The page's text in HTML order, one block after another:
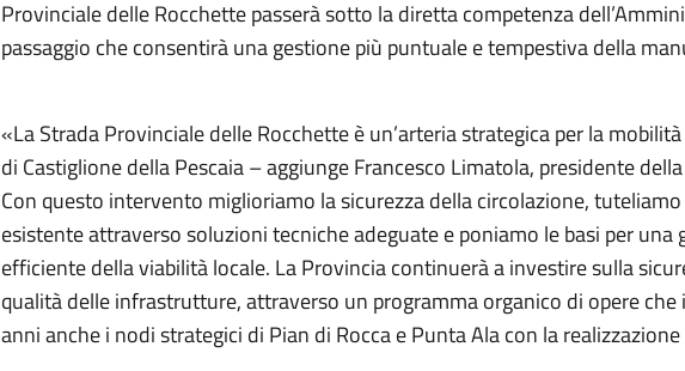
Provinciale delle Rocchette passerà sotto la diretta competenza
passaggio che consentirà una gestione più puntuale e tempestiva della
«La Strada Provinciale delle Rocchette è un’arteria strategica per la
di Castiglione della Pescaia – aggiunge Francesco Limatola, presidente
Con questo intervento miglioriamo la sicurezza della circolazione,
esistente attraverso soluzioni tecniche adeguate e poniamo le basi per una
efficiente della viabilità locale. La Provincia continuerà a investire sulla
qualità delle infrastrutture, attraverso un programma organico di opere che
anni anche i nodi strategici di Pian di Rocca e Punta Ala con la